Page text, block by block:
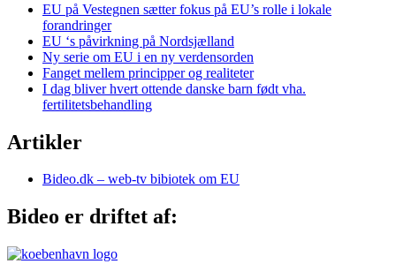
EU på Vestegnen sætter fokus på EU’s rolle i lokale
forandringer
EU ‘s påvirkning på Nordsjælland
Ny serie om EU i en ny verdensorden
Fanget mellem principper og realiteter
I dag bliver hvert ottende danske barn født vha.
fertilitetsbehandling
Artikler
Bideo.dk – web-tv bibiotek om EU
Bideo er driftet af: